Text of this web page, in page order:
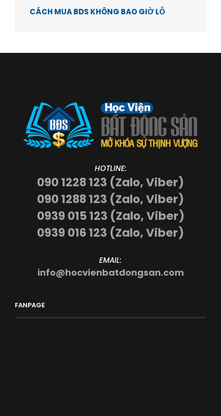
CÁCH MUA BDS KHÔNG BAO GIỜ LỖ
HOTLINE:
090 1228 123 (Zalo, Viber)
090 1288 123 (Zalo, Viber)
0939 015 123 (Zalo, Viber)
0939 016 123 (Zalo, Viber)
EMAIL:
info@hocvienbatdongsan.com
FANPAGE